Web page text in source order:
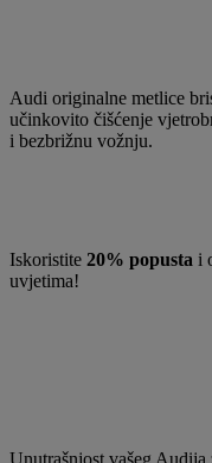
Audi originalne metlice
učinkovito čišćenje
i bezbrižnu vožnju.
Iskoristite 20% popusta i
uvjetima!